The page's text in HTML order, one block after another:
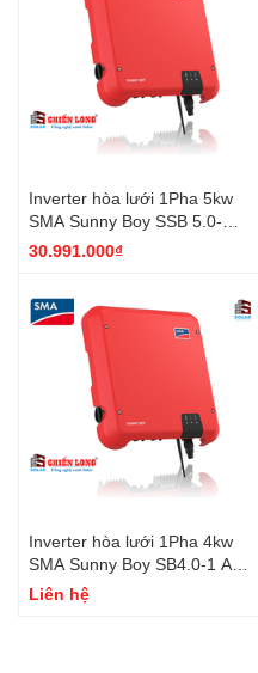
Inverter hòa lưới 1Pha 5kw
SMA Sunny Boy SSB 5.0-
1AV-41
30.991.000₫
Inverter hòa lưới 1Pha 4kw
SMA Sunny Boy SB4.0-1 AV-
40
Liên hệ